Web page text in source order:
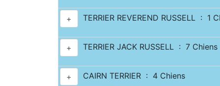
+ TERRIER REVEREND RUSSELL : 1
+ TERRIER JACK RUSSELL : 7 Chiens
+ CAIRN TERRIER : 4 Chiens